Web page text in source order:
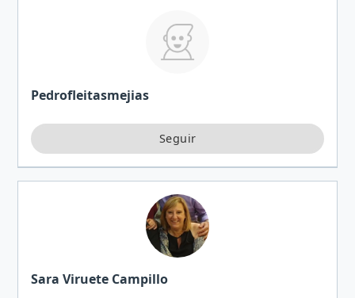
Pedrofleitasmejias
Sara Viruete Campillo